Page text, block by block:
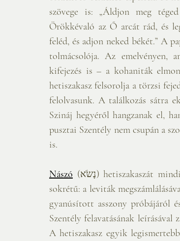
szövege is: „Áldjon meg
Örökkévaló az Ő arcát rád, és
feléd, és adjon neked békét.” A
tolmácsolója. Az emelvényen,
kifejezés is – a kohaniták
hetiszakasz felsorolja a törzsi
felolvasunk. A találkozás sátra
Szináj hegyéről hangzanak el,
pusztai Szentély nem csupán a
is.
Nászó (נָשֹׂא) hetiszakaszát mindig a Sávuot utáni szombaton olvassuk. Tartalma gazdag és
sokrétű: a leviták
gyanúsított asszony próbájáról
Szentély felavatásának
A hetiszakasz egyik